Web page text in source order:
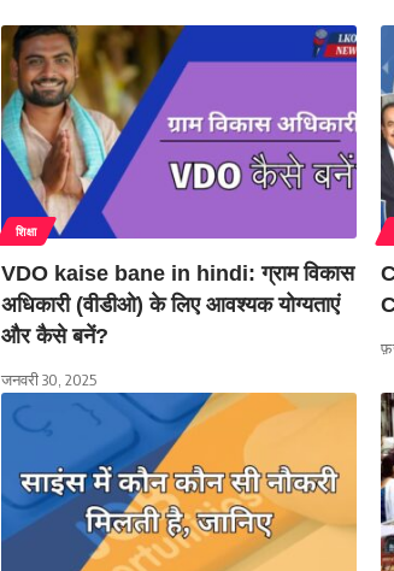
शिक्षा
VDO kaise bane in hindi: ग्राम विकास
अधिकारी (वीडीओ) के लिए आवश्यक योग्यताएं
और कैसे बनें?
जनवरी 30, 2025